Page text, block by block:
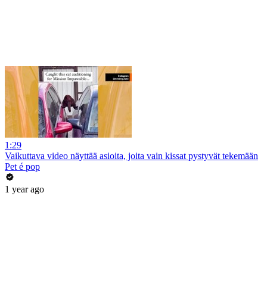
1:29
Vaikuttava video näyttää asioita, joita vain kissat pystyvät tekemään
Pet é pop
1 year ago